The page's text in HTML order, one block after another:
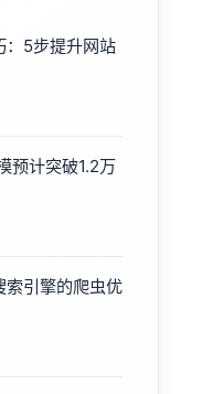
：5步提升网站
预计突破1.2万
索引擎的爬虫优